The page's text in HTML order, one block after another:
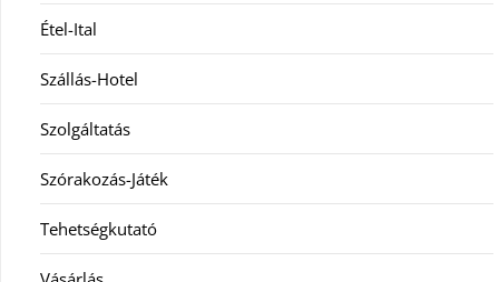
Étel-Ital
Szállás-Hotel
Szolgáltatás
Szórakozás-Játék
Tehetségkutató